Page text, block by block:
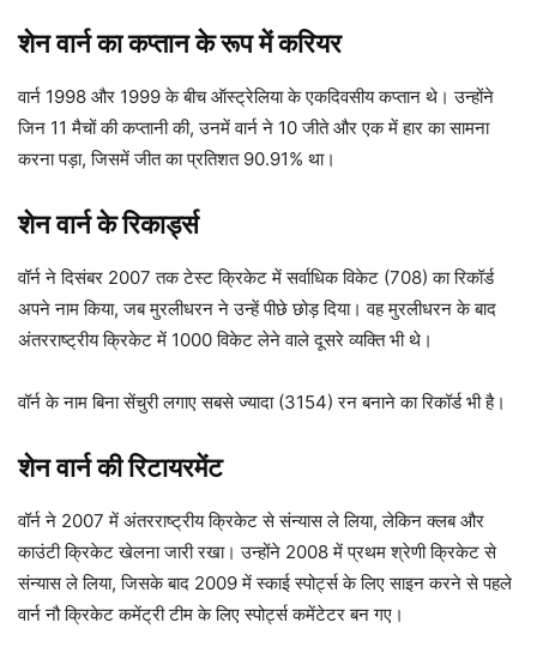
शेन वार्न काकप्तानके रूप में करियर
वार्न 1998 और 1999 के बीच ऑस्ट्रेलिया के एकदिवसीय कप्तान थे। उन्होंने
जिन 11 मैचों की कप्तानी की, उनमें वार्न ने 10 जीते और एक में हार का सामना
करना पड़ा, जिसमें जीत का प्रतिशत 90.91% था।
शेन वार्नके रिकार्ड्स
वॉर्न ने दिसंबर 2007 तक टेस्ट क्रिकेट में सर्वाधिक विकेट (708) का रिकॉर्ड
अपने नाम किया, जब मुरलीधरन ने उन्हें पीछे छोड़ दिया। वह मुरलीधरन के बाद
अंतरराष्ट्रीय क्रिकेट में 1000 विकेट लेने वाले दूसरे व्यक्ति भी थे।
वॉर्न के नाम बिना सेंचुरी लगाए सबसे ज्यादा (3154) रन बनाने का रिकॉर्ड भी है।
शेन वार्नकी रिटायरमेंट
वॉर्न ने 2007 में अंतरराष्ट्रीय क्रिकेट से संन्यास ले लिया, लेकिन क्लब और
काउंटी क्रिकेट खेलना जारी रखा। उन्होंने 2008 में प्रथम श्रेणी क्रिकेट से
संन्यास ले लिया, जिसके बाद 2009 में स्काई स्पोर्ट्स के लिए साइन करने से पहले
वार्न नौ क्रिकेट कमेंट्री टीम के लिए स्पोर्ट्स कमेंटेटर बन गए।